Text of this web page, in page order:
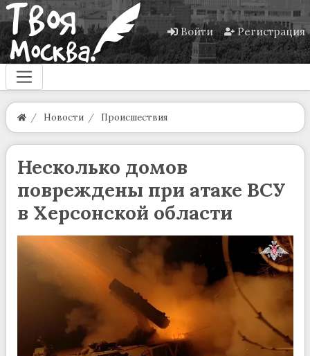
Войти Регистрация
Новости Происшествия
Несколько домов
повреждены при атаке ВСУ
в Херсонской области